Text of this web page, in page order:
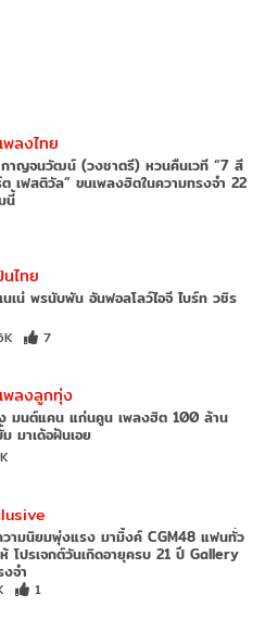
พลงไทย
าญจนวัฒน์ (วงชาตรี) หวนคืนเวที “7 สี
ต เฟสติวัล” ขนเพลงฮิตในความทรงจำ 22
นี้
ไทย
นเน่ พรนับพัน อันฟอลโลว์ไอจี ไบร์ท วชิร
7
พลงลูกทุ่ง
มนต์แคน แก่นคูน เพลงฮิต 100 ล้าน
มาเด้อฝันเอย
วามนิยมพุ่งแรง มามิ้งค์ CGM48 แฟนทั่ว
โปรเจกต์วันเกิดอายุครบ 21 ปี Gallery
จำ
1